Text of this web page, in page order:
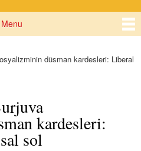
Menu
düsman kardesleri: Liberal
kardesleri:
sol